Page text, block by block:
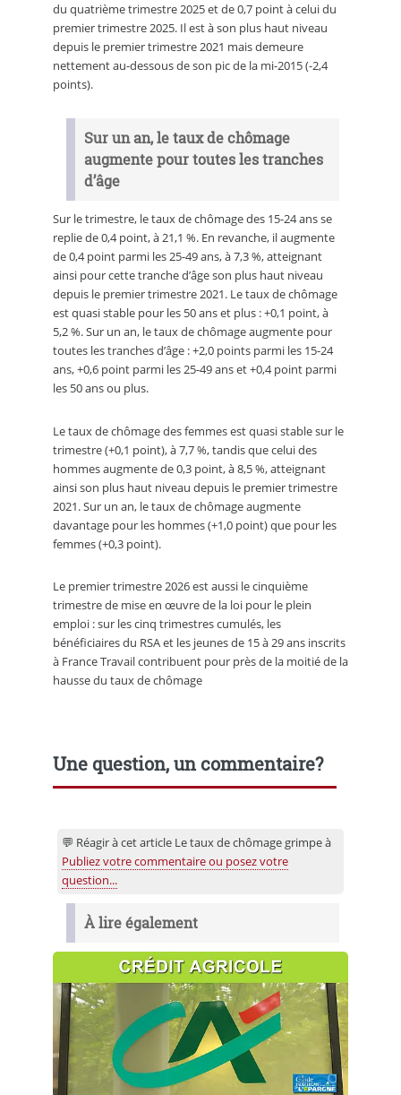
du quatrième trimestre 2025 et de 0,7 point à celui du
premier trimestre 2025. Il est à son plus haut niveau
depuis le premier trimestre 2021 mais demeure
nettement au-dessous de son pic de la mi-2015 (-2,4
points).
Sur un an, le taux de chômage
augmente pour toutes les tranches
d’âge
Sur le trimestre, le taux de chômage des 15-24 ans se
replie de 0,4 point, à 21,1 %. En revanche, il augmente
de 0,4 point parmi les 25-49 ans, à 7,3 %, atteignant
ainsi pour cette tranche d’âge son plus haut niveau
depuis le premier trimestre 2021. Le taux de chômage
est quasi stable pour les 50 ans et plus : +0,1 point, à
5,2 %. Sur un an, le taux de chômage augmente pour
toutes les tranches d’âge : +2,0 points parmi les 15-24
ans, +0,6 point parmi les 25-49 ans et +0,4 point parmi
les 50 ans ou plus.
Le taux de chômage des femmes est quasi stable sur le
trimestre (+0,1 point), à 7,7 %, tandis que celui des
hommes augmente de 0,3 point, à 8,5 %, atteignant
ainsi son plus haut niveau depuis le premier trimestre
2021. Sur un an, le taux de chômage augmente
davantage pour les hommes (+1,0 point) que pour les
femmes (+0,3 point).
Le premier trimestre 2026 est aussi le cinquième
trimestre de mise en œuvre de la loi pour le plein
emploi : sur les cinq trimestres cumulés, les
bénéficiaires du RSA et les jeunes de 15 à 29 ans inscrits
à France Travail contribuent pour près de la moitié de la
hausse du taux de chômage
Une question, un commentaire?
💬 Réagir à cet article Le taux de chômage grimpe à
Publiez votre commentaire ou posez votre
question...
À lire également